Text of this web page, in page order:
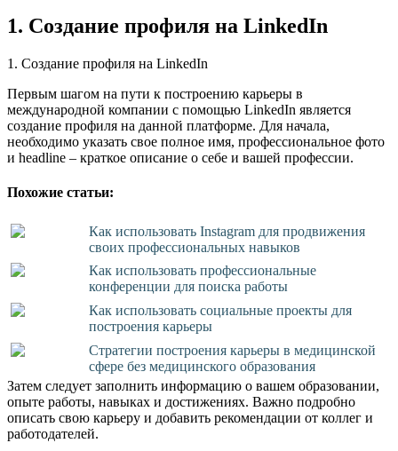
1. Создание профиля на LinkedIn
1. Создание профиля на LinkedIn
Первым шагом на пути к построению карьеры в
международной компании с помощью LinkedIn является
создание профиля на данной платформе. Для начала,
необходимо указать свое полное имя, профессиональное фото
и headline – краткое описание о себе и вашей профессии.
Похожие статьи:
Как использовать Instagram для продвижения
своих профессиональных навыков
Как использовать профессиональные
конференции для поиска работы
Как использовать социальные проекты для
построения карьеры
Стратегии построения карьеры в медицинской
сфере без медицинского образования
Затем следует заполнить информацию о вашем образовании,
опыте работы, навыках и достижениях. Важно подробно
описать свою карьеру и добавить рекомендации от коллег и
работодателей.